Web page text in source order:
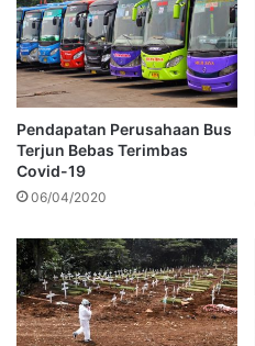
Pendapatan Perusahaan Bus
Terjun Bebas Terimbas
Covid-19
06/04/2020